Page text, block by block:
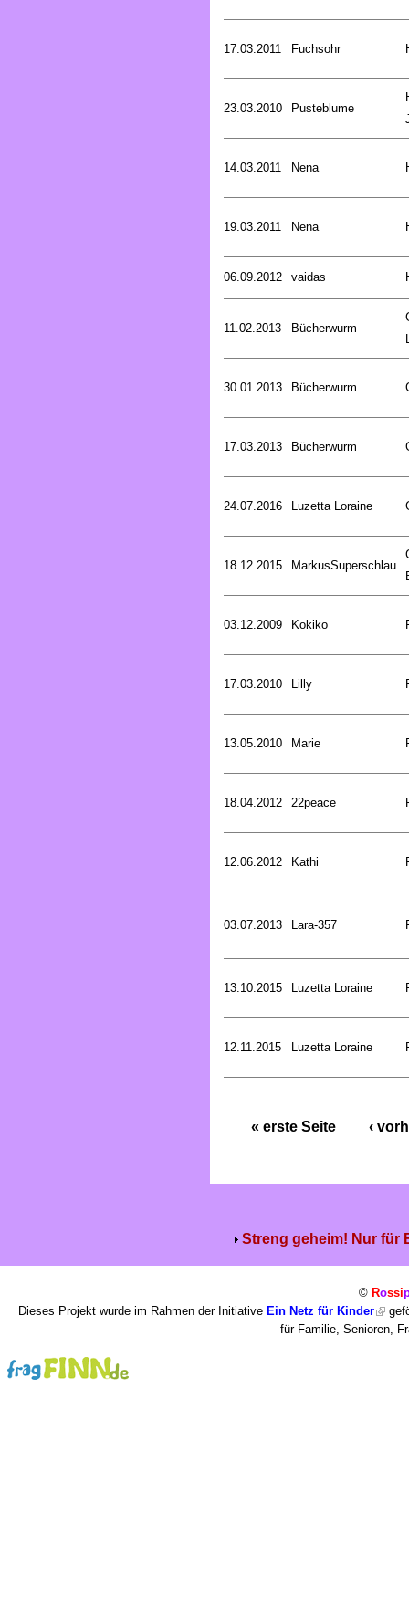
17.03.2011 Fuchsohr
23.03.2010 Pusteblume
14.03.2011 Nena
19.03.2011 Nena
06.09.2012 vaidas
11.02.2013 Bücherwurm
30.01.2013 Bücherwurm
17.03.2013 Bücherwurm
24.07.2016 Luzetta Loraine
18.12.2015 MarkusSuperschlau
03.12.2009 Kokiko
17.03.2010 Lilly
13.05.2010 Marie
18.04.2012 22peace
12.06.2012 Kathi
03.07.2013 Lara-357
13.10.2015 Luzetta Loraine
12.11.2015 Luzetta Loraine
« erste Seite ‹
Streng geheim! Nur für
© Rossi
Dieses Projekt wurde im Rahmen der Initiative Ein Netz für Kinder
für Familie, Senioren,